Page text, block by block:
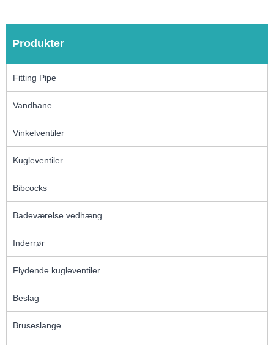
Produkter
Fitting Pipe
Vandhane
Vinkelventiler
Kugleventiler
Bibcocks
Badeværelse vedhæng
Inderrør
Flydende kugleventiler
Beslag
Bruseslange